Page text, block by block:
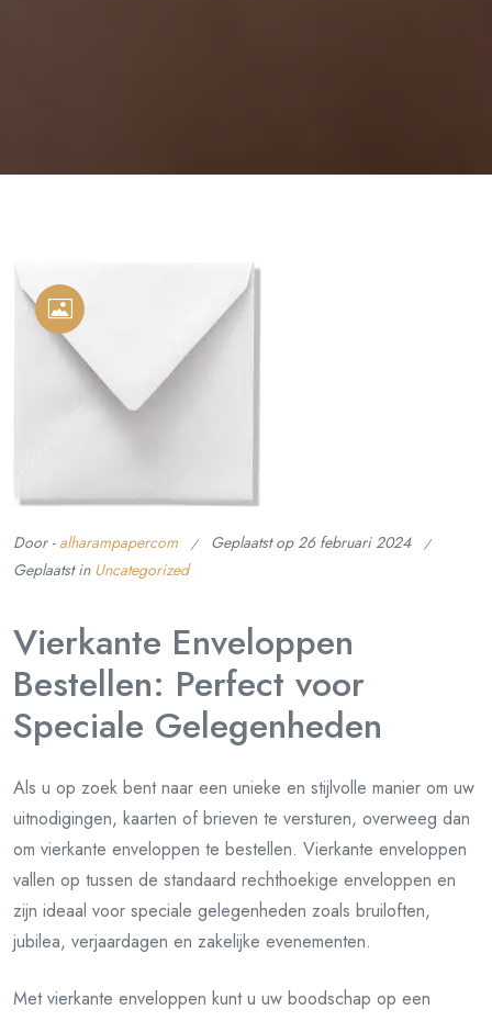
Door - alharampapercom Geplaatst op26 februari 2024
Geplaatst in Uncategorized
Vierkante Enveloppen
Bestellen: Perfect voor
Speciale Gelegenheden
Als u op zoek bent naar een unieke en stijlvolle manier om uw
uitnodigingen, kaarten of brieven te versturen, overweeg dan
om vierkante enveloppen te bestellen. Vierkante enveloppen
vallen op tussen de standaard rechthoekige enveloppen en
zijn ideaal voor speciale gelegenheden zoals bruiloften,
jubilea, verjaardagen en zakelijke evenementen.
Met vierkante enveloppen kunt u uw boodschap op een